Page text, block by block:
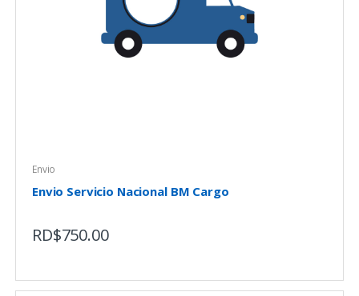
Envio
Envio Servicio Nacional BM Cargo
RD$750.00